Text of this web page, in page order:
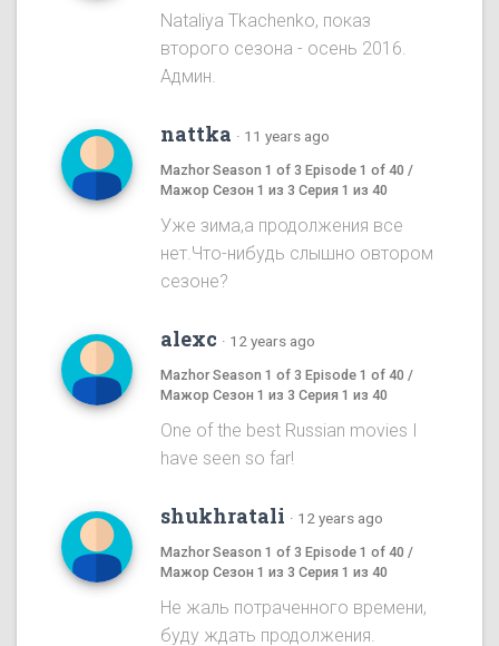
Nataliya Tkachenko, показ
второго сезона - осень 2016.
Админ.
nattka · 11 years ago
Mazhor Season 1 of 3 Episode 1 of 40 /
Мажор Сезон 1 из 3 Серия 1 из 40
Уже зима,а продолжения все
нет.Что-нибудь слышно овтором
сезоне?
alexc · 12 years ago
Mazhor Season 1 of 3 Episode 1 of 40 /
Мажор Сезон 1 из 3 Серия 1 из 40
One of the best Russian movies I
have seen so far!
shukhratali · 12 years ago
Mazhor Season 1 of 3 Episode 1 of 40 /
Мажор Сезон 1 из 3 Серия 1 из 40
Не жаль потраченного времени,
буду ждать продолжения.